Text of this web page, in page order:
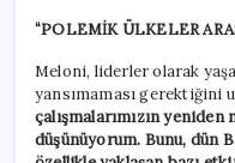
“POLEMİK ÜLKELER
Meloni, liderler olarak
yansımaması gerektiğini
çalışmalarımızın
düşünüyorum. Bunu, dün